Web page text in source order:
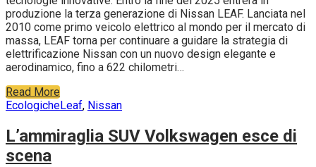
produzione la terza generazione di Nissan LEAF. Lanciata nel
2010 come primo veicolo elettrico al mondo per il mercato di
massa, LEAF torna per continuare a guidare la strategia di
elettrificazione Nissan con un nuovo design elegante e
aerodinamico, fino a 622 chilometri…
Read More
EcologicheLeaf, Nissan
L’ammiraglia SUV Volkswagen esce di
scena